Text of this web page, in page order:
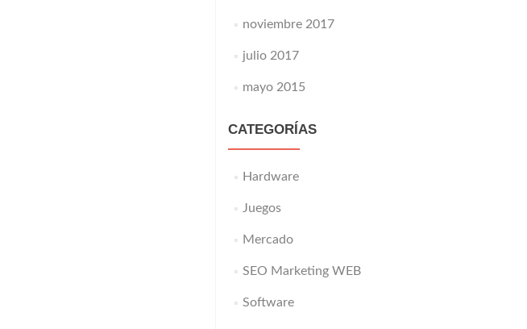
noviembre 2017
julio 2017
mayo 2015
CATEGORÍAS
Hardware
Juegos
Mercado
SEO Marketing WEB
Software